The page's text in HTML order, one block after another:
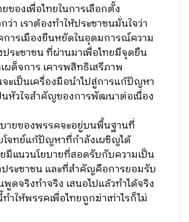
ของเพื่อไทยในการเลือกตั้ง
า เราต้องทำให้ประชาชนมั่นใจว่า
การเมืองยืนหยัดในอุดมการณ์ความ
ระชาชน ที่ผ่านมาเพื่อไทยมีจุดยืน
ผด็จการ เคารพสิทธิเสรีภาพ
ะเป็นเครื่องมือนำไปสู่การแก้ปัญหา
นหัวใจสำคัญของการพัฒนาต่อเนื่อง
ายของพรรคจะอยู่บนพื้นฐานที่
จทย์แก้ปัญหาที่กำลังเผชิญได้
มีแนวนโยบายที่สอดรับกับความเป็น
ระชาชน ​และที่สำคัญคือการยอมรับ
ดจริงทำจริง เสนอไปแล้วทำได้จริง
ำให้พรรคเพื่อไทยถูกฆ่าเท่าไรก็ไม่